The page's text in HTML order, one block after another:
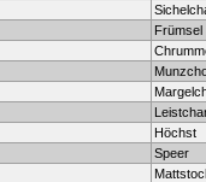
Frümsel
Höchst
Speer